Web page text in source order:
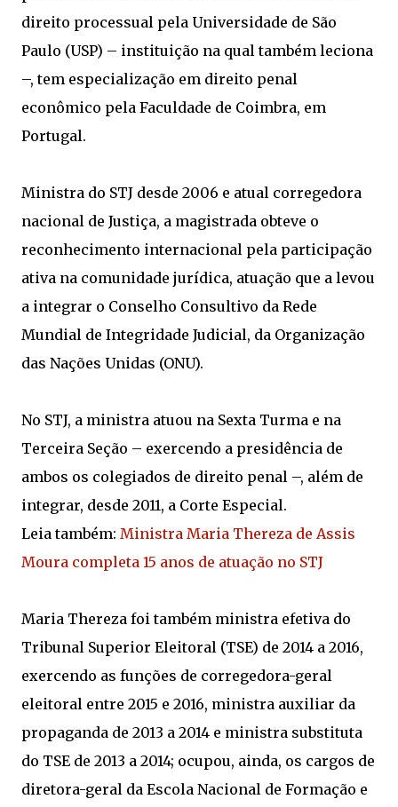
direito processual pela Universidade de São
Paulo (USP) – instituição na qual também leciona
–, tem especialização em direito penal
econômico pela Faculdade de Coimbra, em
Portugal.
Ministra do STJ desde 2006 e atual corregedora
nacional de Justiça, a magistrada obteve o
reconhecimento internacional pela participação
ativa na comunidade jurídica, atuação que a levou
a integrar o Conselho Consultivo da Rede
Mundial de Integridade Judicial, da Organização
das Nações Unidas (ONU).
No STJ, a ministra atuou na Sexta Turma e na
Terceira Seção – exercendo a presidência de
ambos os colegiados de direito penal –, além de
integrar, desde 2011, a Corte Especial.
Leia também: Ministra Maria Thereza de Assis
Moura completa 15 anos de atuação no STJ
Maria Thereza foi também ministra efetiva do
Tribunal Superior Eleitoral (TSE) de 2014 a 2016,
exercendo as funções de corregedora-geral
eleitoral entre 2015 e 2016, ministra auxiliar da
propaganda de 2013 a 2014 e ministra substituta
do TSE de 2013 a 2014; ocupou, ainda, os cargos de
diretora-geral da Escola Nacional de Formação e